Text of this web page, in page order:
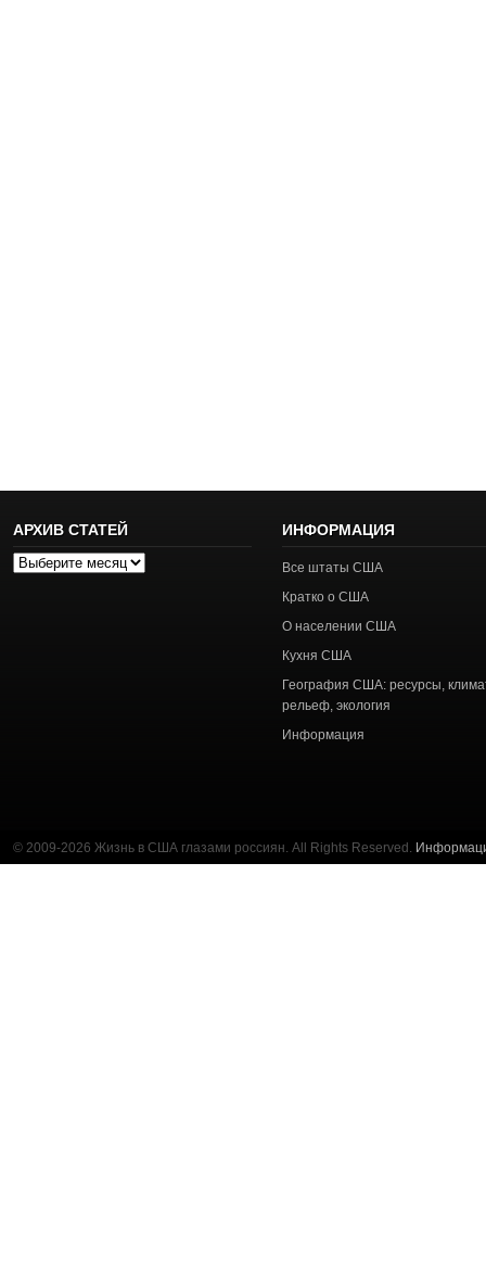
АРХИВ СТАТЕЙ
Архив
ИНФОРМАЦИЯ
Все штаты США
Кратко о США
О населении США
Кухня США
География США: ресурсы,
рельеф, экология
Информация
© 2009-2026 Жизнь в США глазами россиян. All Rights Reserved.